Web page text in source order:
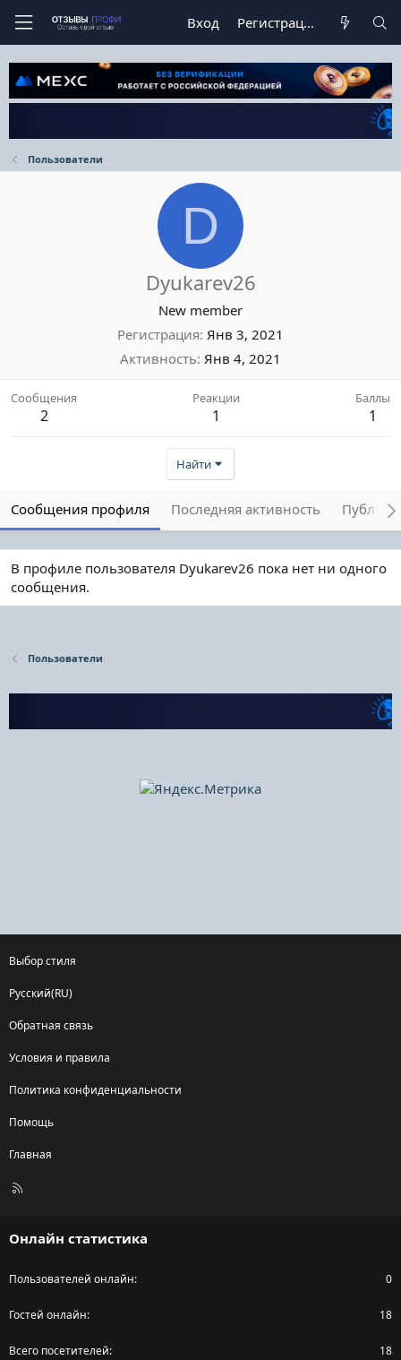
Вход Регистрация
Пользователи
D
Dyukarev26
New member
Регистрация Янв 3, 2021
Активность Янв 4, 2021
Сообщения
2
Реакции
1
Баллы
1
Найти
Сообщения профиля Последняя активность
В профиле пользователя Dyukarev26 пока нет ни одного
сообщения.
Пользователи
Выбор стиля
Русский(RU)
Обратная связь
Условия и правила
Политика конфиденциальности
Помощь
Главная
R
Онлайн статистика
Пользователей онлайн 0
Гостей онлайн 18
Всего посетителей 18